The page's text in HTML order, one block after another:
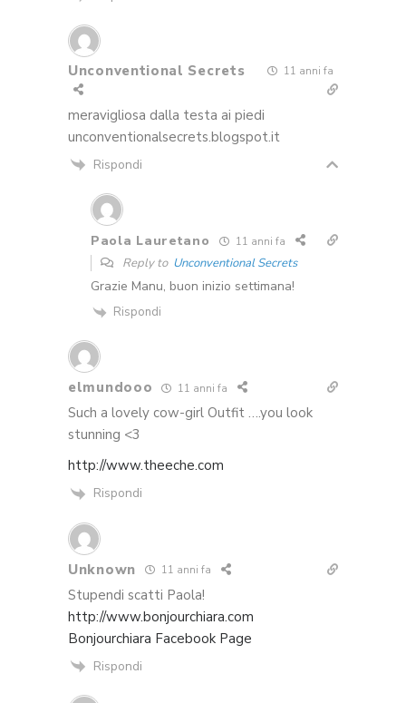
Unconventional Secrets 11 anni fa
meravigliosa dalla testa ai piedi
unconventionalsecrets.blogspot.it
Rispondi
Paola Lauretano 11 anni fa
Reply to Unconventional Secrets
Grazie Manu, buon inizio settimana!
Rispondi
elmundooo 11 anni fa
Such a lovely cow-girl Outfit ….you look
stunning <3
http://www.theeche.com
Rispondi
Unknown 11 anni fa
Stupendi scatti Paola!
http://www.bonjourchiara.com
Bonjourchiara Facebook Page
Rispondi